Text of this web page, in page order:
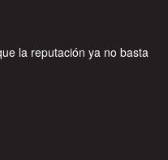
la reputación ya no basta